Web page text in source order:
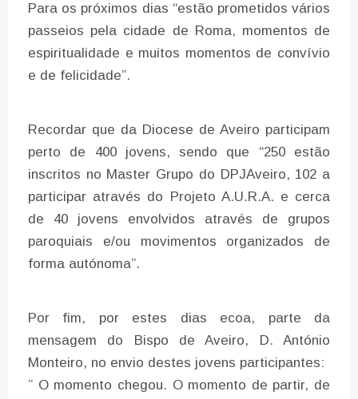
Para os próximos dias “estão prometidos vários
passeios pela cidade de Roma, momentos de
espiritualidade e muitos momentos de convívio
e de felicidade”.
Recordar que da Diocese de Aveiro participam
perto de 400 jovens, sendo que “250 estão
inscritos no Master Grupo do DPJAveiro, 102 a
participar através do Projeto A.U.R.A. e cerca
de 40 jovens envolvidos através de grupos
paroquiais e/ou movimentos organizados de
forma autónoma”.
Por fim, por estes dias ecoa, parte da
mensagem do Bispo de Aveiro, D. António
Monteiro, no envio destes jovens participantes:
” O momento chegou. O momento de partir, de